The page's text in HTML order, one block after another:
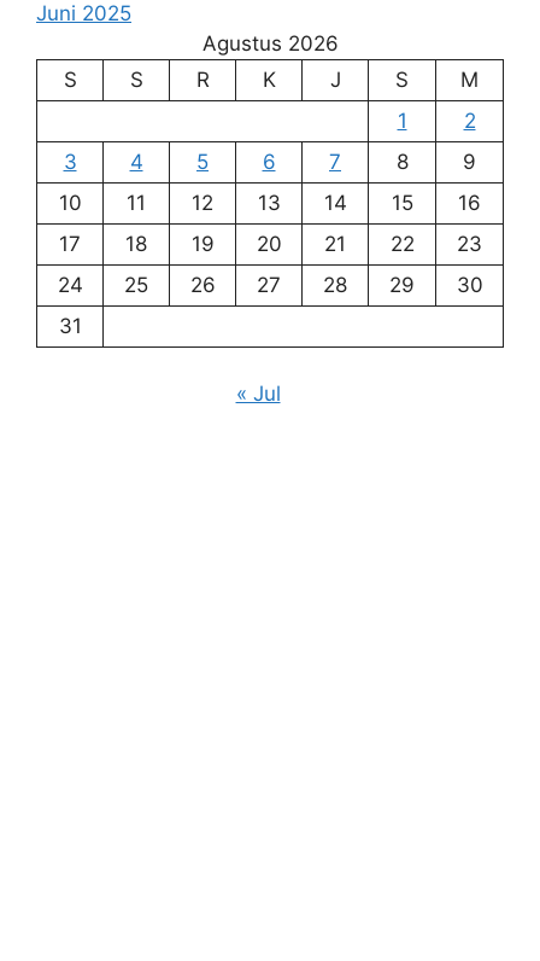
Juni 2025
Agustus 2026
S
S R K J S
M
1
2
3
4 5 6 7 8
9
10
11 12 13 14 15
16
17
18 19 20 21 22
23
24
25 26 27 28 29
30
31
« Jul